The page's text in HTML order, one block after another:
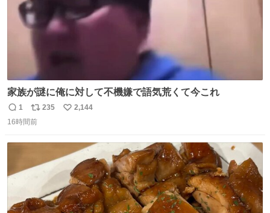
家族が謎に俺に対して不機嫌で語気荒くて今これ
返
信
1
リ
ポ
数
235
い
数
2,144
16時間前